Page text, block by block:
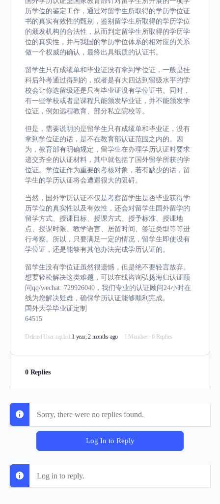
历学位的鉴定工作，通过对留学生所取得的学历学位证
书的真实有效性的甄别，鉴别留学生所取得的学历学位
的颁发机构的合法性，从而判定留学生所取得的学历学
位的真实性，并与我国的学历学位体系的相对应的关系
做一个权威的确认，最终出具纸质的认证书。
留学生只有成绩单和毕业证没有拿到学位证，一般是挂
科后补考通过得到的，或者是有大四达到留级水平的学
校会让你选留级还是只有毕业证没有学位证书。同时，
有一些学校或者是课程只能颁发毕业证，并不能颁发学
位证，例如远程教育、部分私立院校等。
但是，需要说明的是留学生只有成绩单和毕业证，没有
拿到学位证的话，是不在教育部认证范围之内的。因
为，教育部有明确规定，留学生在办理学历认证时要求
递交齐全的认证材料，其中就包括了国外留学所获的学
位证。学位证作为重要的考核对象，若有缺少的话，留
学生的学历认证将会遭遇很大的阻碍。
当然，国外学历认证不仅是考察留学生是否毕业获得学
历学位的真实性以及有效性，还会对留学生国外留学的
留学方式、授课目标、授课方式、授予标准、授课地
点、授课时限、教学语言、居留时间、签证类型等等进
行考察。所以，只要满足一定的情况，留学生即使没有
学位证，还是能够有其他办法完成学历认证的。
留学生没有学位证虽然很遗憾，但是绝不要轻言放弃。
想要轻松解决这类难题，可以在线咨询弘扬海归认证顾
问qq/wechat: 729926040，我们专业的认证顾问24小时在
线为您解决疑难，确保学历认证能够顺利完成。
国外大学毕业证定制
64515
Deleted User replied 1 year, 2 months ago 1 Member · 0 Replies
0 Replies
Sorry, there were no replies found.
Log In to Reply
Log in to reply.